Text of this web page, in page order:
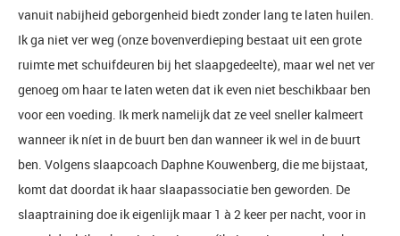
vanuit nabijheid geborgenheid biedt zonder lang te laten huilen.
Ik ga niet ver weg (onze bovenverdieping bestaat uit een grote
ruimte met schuifdeuren bij het slaapgedeelte), maar wel net ver
genoeg om haar te laten weten dat ik even niet beschikbaar ben
voor een voeding. Ik merk namelijk dat ze veel sneller kalmeert
wanneer ik níet in de buurt ben dan wanneer ik wel in de buurt
ben. Volgens slaapcoach Daphne Kouwenberg, die me bijstaat,
komt dat doordat ik haar slaapassociatie ben geworden. De
slaaptraining doe ik eigenlijk maar 1 à 2 keer per nacht, voor in